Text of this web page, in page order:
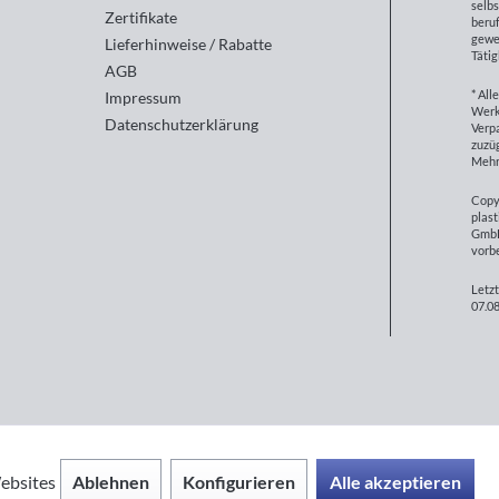
Zertifikate
Lieferhinweise / Rabatte
AGB
Impressum
Datenschutzerklärung
*
Ablehnen Konfigurieren Alle akzeptieren